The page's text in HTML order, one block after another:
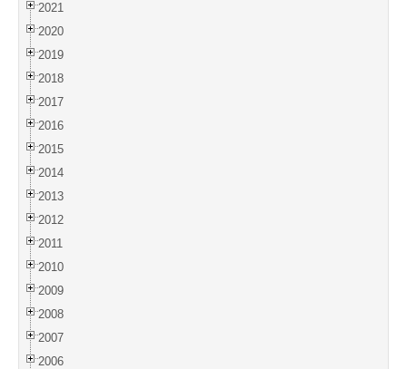
2021
2020
2019
2018
2017
2016
2015
2014
2013
2012
2011
2010
2009
2008
2007
2006